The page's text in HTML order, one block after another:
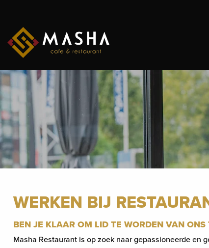
inhoud
WERKEN BIJ
BEN JE KLAAR OM LID TE WORDEN VAN ONS
Masha Restaurant is op zoek naar gepassioneerde en